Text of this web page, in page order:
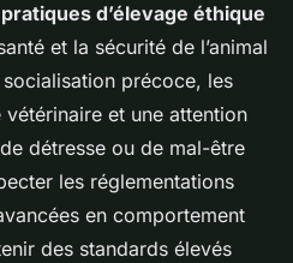
d’élevage éthique
et la sécurité de l’animal
précoce, les
et une attention
détresse ou de mal-être
les réglementations
en comportement
des standards élevés